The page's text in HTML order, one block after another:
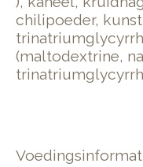
chilipoeder,
(maltodextrine,